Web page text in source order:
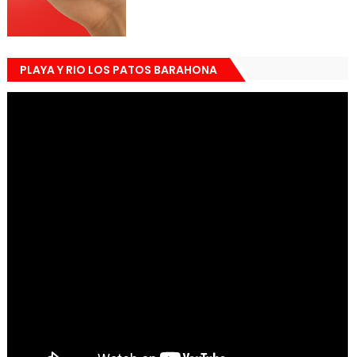
PLAYA Y RIO LOS PATOS BARAHONA